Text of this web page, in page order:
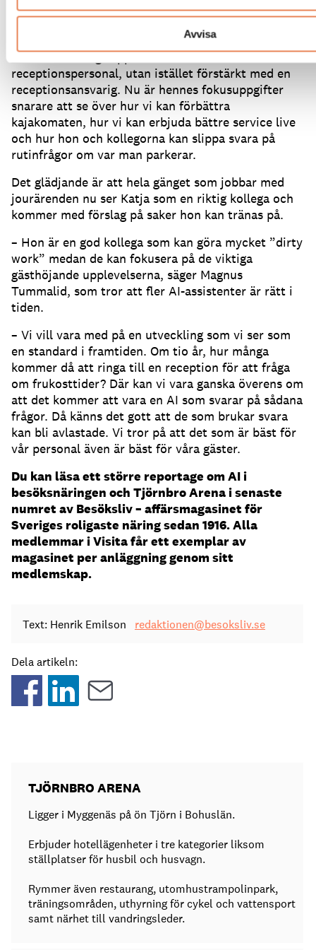
Avvisa
om en AI-assistent.Kommer det att försvinna jobb
– Vi har inte sagt upp vår ordinarie
receptionspersonal, utan istället förstärkt med en
receptionsansvarig. Nu är hennes fokusuppgifter
snarare att se över hur vi kan förbättra
kajakomaten, hur vi kan erbjuda bättre service live
och hur hon och kollegorna kan slippa svara på
rutinfrågor om var man parkerar.
Det glädjande är att hela gänget som jobbar med
jourärenden nu ser Katja som en riktig kollega och
kommer med förslag på saker hon kan tränas på.
– Hon är en god kollega som kan göra mycket ”dirty
work” medan de kan fokusera på de viktiga
gästhöjande upplevelserna, säger Magnus
Tummalid, som tror att fler AI-assistenter är rätt i
tiden.
– Vi vill vara med på en utveckling som vi ser som
en standard i framtiden. Om tio år, hur många
kommer då att ringa till en reception för att fråga
om frukosttider? Där kan vi vara ganska överens om
att det kommer att vara en AI som svarar på sådana
frågor. Då känns det gott att de som brukar svara
kan bli avlastade. Vi tror på att det som är bäst för
vår personal även är bäst för våra gäster.
Du kan läsa ett större reportage om AI i
besöksnäringen och Tjörnbro Arena i senaste
numret av Besöksliv – affärsmagasinet för
Sveriges roligaste näring sedan 1916. Alla
medlemmar i Visita får ett exemplar av
magasinet per anläggning genom sitt
medlemskap.
Text: Henrik Emilson redaktionen@besoksliv.se
Dela artikeln:
TJÖRNBRO ARENA
Ligger i Myggenäs på ön Tjörn i Bohuslän.
Erbjuder hotellägenheter i tre kategorier liksom
ställplatser för husbil och husvagn.
Rymmer även restaurang, utomhustrampolinpark,
träningsområden, uthyrning för cykel och vattensport
samt närhet till vandringsleder.